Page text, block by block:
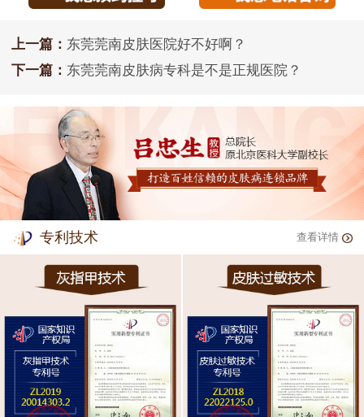
上一篇： 东莞莞南皮肤医院好不好啊？
下一篇： 东莞莞南皮肤病专科是不是正规医院？
专利技术 查看详情